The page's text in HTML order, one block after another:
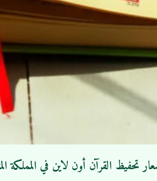
تحفيظ القرآن أون لاين في المملكة